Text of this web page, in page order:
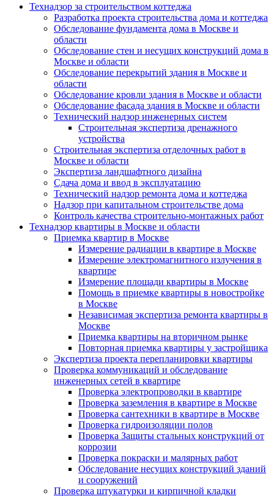
Технадзор за строительством коттеджа
Разработка проекта строительства дома и коттеджа
Обследование фундамента дома в Москве и
области
Обследование стен и несущих конструкций дома в
Москве и области
Обследование перекрытий здания в Москве и
области
Обследование кровли здания в Москве и области
Обследование фасада здания в Москве и области
Технический надзор инженерных систем
Строительная экспертиза дренажного
устройства
Строительная экспертиза отделочных работ в
Москве и области
Экспертиза ландшафтного дизайна
Сдача дома и ввод в эксплуатацию
Технический надзор ремонта дома и коттеджа
Надзор при капитальном строительстве дома
Контроль качества строительно-монтажных работ
Технадзор квартиры в Москве и области
Приемка квартир в Москве
Измерение радиации в квартире в Москве
Измерение электромагнитного излучения в
квартире
Измерение площади квартиры в Москве
Помощь в приемке квартиры в новостройке
в Москве
Независимая экспертиза ремонта квартиры в
Москве
Приемка квартиры на вторичном рынке
Повторная приемка квартиры у застройщика
Экспертиза проекта перепланировки квартиры
Проверка коммуникаций и обследование
инженерных сетей в квартире
Проверка электропроводки в квартире
Проверка заземления в квартире в Москве
Проверка сантехники в квартире в Москве
Проверка гидроизоляции полов
Проверка Защиты стальных конструкций от
коррозии
Проверка покраски и малярных работ
Обследование несущих конструкций зданий
и сооружений
Проверка штукатурки и кирпичной кладки